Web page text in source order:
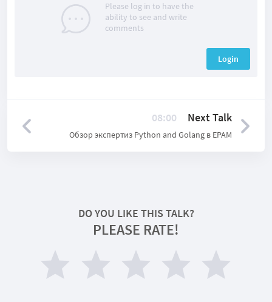
Please log in to have the
ability to see and write
comments
Login
08:00 Next Talk
Обзор экспертиз Python and Golang в EPAM
DO YOU LIKE THIS TALK?
PLEASE RATE!